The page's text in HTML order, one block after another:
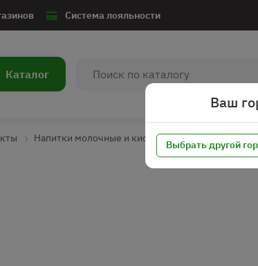
Система лояльности
Каталог
Напитки молочные и кисломолочные
Ваш
Выбрать другой